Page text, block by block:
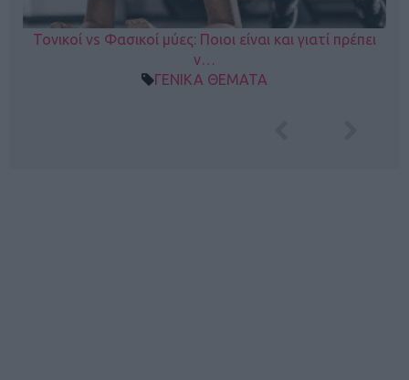
Τονικοί vs Φασικοί μύες: Ποιοι είναι και γιατί πρέπει
ν…
ΓΕΝΙΚΑ ΘΕΜΑΤΑ